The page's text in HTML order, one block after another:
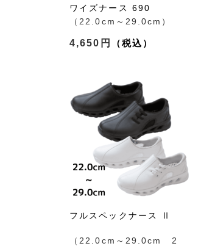
ワイズナース 690
（22.0cm～29.0cm）
4,650円
フルスペックナース Ⅱ
（22.0cm～29.0cm 2